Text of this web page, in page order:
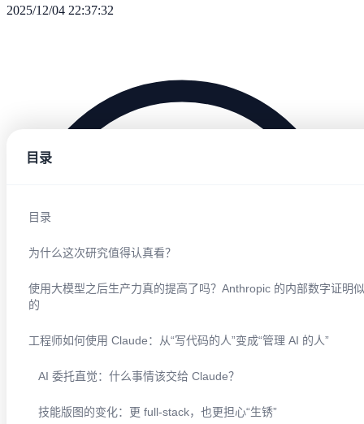
目录
目录
为什么这次研究值得认真看？
使用大模型之后生产力真的提高了吗？Anthropic 的内部数字证明
的
工程师如何使用 Claude：从“写代码的人”变成“管理 AI 的人”
AI 委托直觉：什么事情该交给 Claude？
技能版图的变化：更 full-stack，也更担心“生锈”
2025/12/04 22:37:32
阅读